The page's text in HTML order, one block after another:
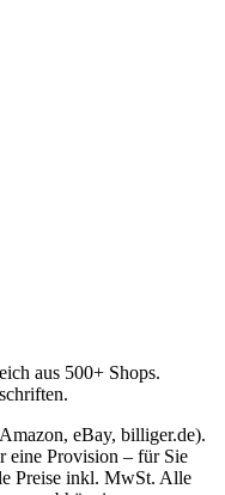
aus 500+ Shops.
eBay, billiger.de).
eine Provision – für Sie
Preise inkl. MwSt. Alle